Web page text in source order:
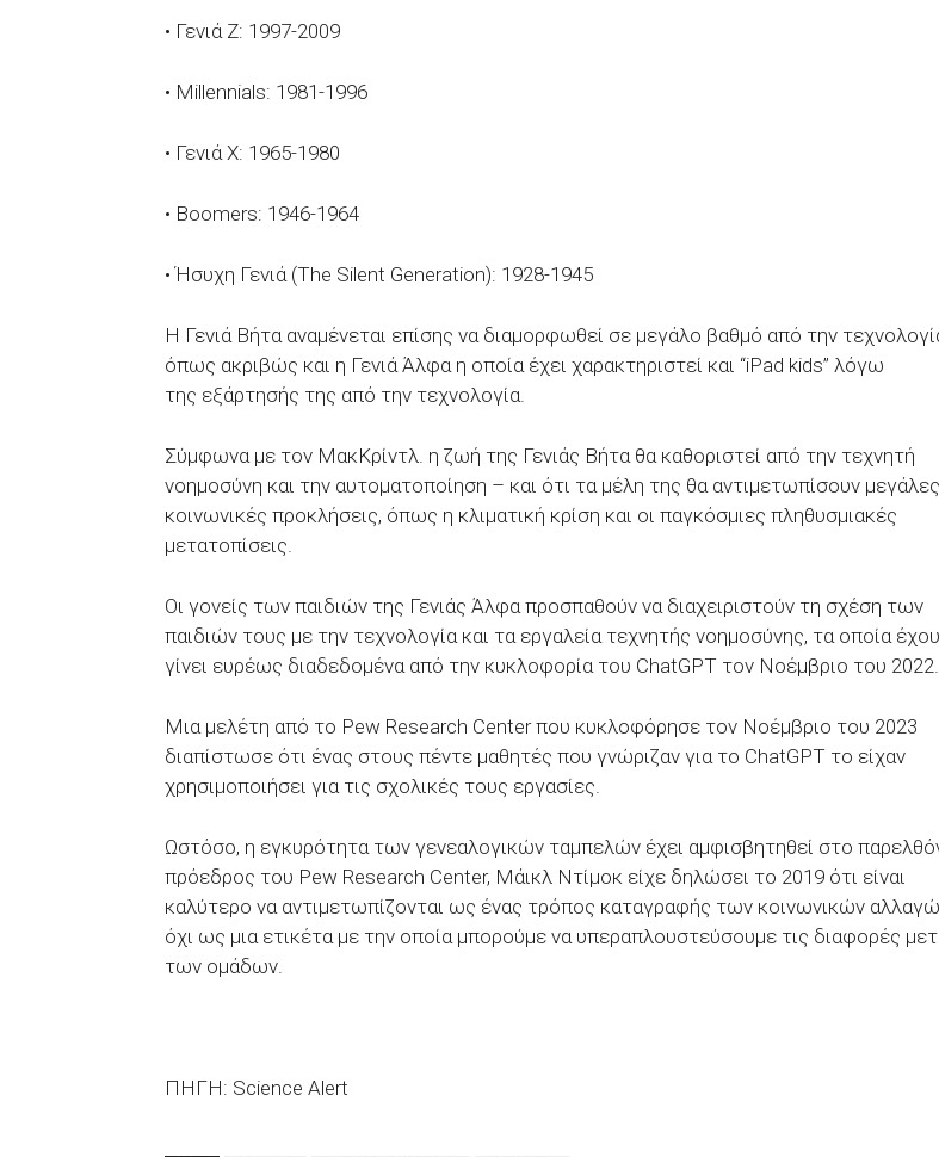
• Γενιά Z: 1997-2009
• Millennials: 1981-1996
• Γενιά Χ: 1965-1980
• Boomers: 1946-1964
• Ήσυχη Γενιά (The Silent Generation): 1928-1945
Η Γενιά Βήτα αναμένεται επίσης να διαμορφωθεί σε μεγάλο βαθμό από την
όπως ακριβώς και η Γενιά Άλφα η οποία έχει χαρακτηριστεί και “iPad kids” λόγω
της εξάρτησής της από την τεχνολογία.
Σύμφωνα με τον ΜακΚρίντλ. η ζωή της Γενιάς Βήτα θα καθοριστεί από την τεχνητή
νοημοσύνη και την αυτοματοποίηση – και ότι τα μέλη της θα αντιμετωπίσουν μεγάλες
κοινωνικές προκλήσεις, όπως η κλιματική κρίση και οι παγκόσμιες πληθυσμιακές
μετατοπίσεις.
Οι γονείς των παιδιών της Γενιάς Άλφα προσπαθούν να διαχειριστούν τη σχέση των
παιδιών τους με την τεχνολογία και τα εργαλεία τεχνητής νοημοσύνης, τα οποία
γίνει ευρέως διαδεδομένα από την κυκλοφορία του ChatGPT τον Νοέμβριο του 2022.
Μια μελέτη από το Pew Research Center που κυκλοφόρησε τον Νοέμβριο του 2023
διαπίστωσε ότι ένας στους πέντε μαθητές που γνώριζαν για το ChatGPT το είχαν
χρησιμοποιήσει για τις σχολικές τους εργασίες.
Ωστόσο, η εγκυρότητα των γενεαλογικών ταμπελών έχει αμφισβητηθεί στο
πρόεδρος του Pew Research Center, Μάικλ Ντίμοκ είχε δηλώσει το 2019 ότι είναι
καλύτερο να αντιμετωπίζονται ως ένας τρόπος καταγραφής των κοινωνικών
όχι ως μια ετικέτα με την οποία μπορούμε να υπεραπλουστεύσουμε τις διαφορές
των ομάδων.
ΠΗΓΗ: Science Alert